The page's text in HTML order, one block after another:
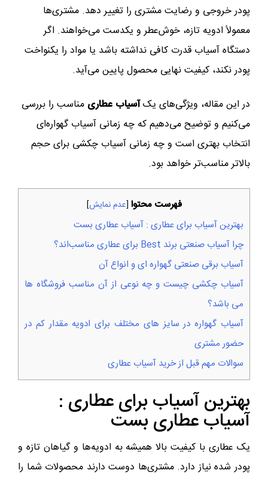
پودر خروجی و رضایت مشتری را تغییر دهد. مشتری‌ها
معمولاً ادویه تازه، خوش‌عطر و یکدست می‌خواهند. اگر
دستگاه آسیاب قدرت کافی نداشته باشد یا مواد را یکنواخت
پودر نکند، کیفیت نهایی محصول پایین می‌آید.
در این مقاله، ویژگی‌های یکآسیاب عطاری مناسب را بررسی
می‌کنیم و توضیح می‌دهیم که چه زمانی آسیاب گهواره‌ای
انتخاب بهتری است و چه زمانی آسیاب چکشی برای حجم
بالاتر مناسب‌تر خواهد بود.
فهرست محتوا [عدم نمایش]
بهترین آسیاب برای عطاری : آسیاب عطاری بست
چرا آسیاب‌ صنعتی برند Best برای عطاری مناسب‌اند؟
آسیاب برقی صنعتی گهواره ای و انواع آن
آسیاب چکشی چیست و چه نوعی از آن مناسب فروشگاه ها
می باشد؟
آسیاب گهواره در سایز های مختلف برای ادویه مقدار کم در
حضور مشتری
سوالات مهم قبل از خرید آسیاب عطاری
بهترین آسیاب برای عطاری :
آسیاب عطاری بست
یک عطاری با کیفیت بالا همیشه به ادویه‌ها و گیاهان تازه و
پودر شده نیاز دارد. مشتری‌ها دوست دارند محصولات شما را